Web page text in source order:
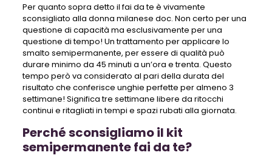
Per quanto sopra detto il fai da te è vivamente
sconsigliato alla donna milanese doc. Non certo per una
questione di capacità ma esclusivamente per una
questione di tempo! Un trattamento per applicare lo
smalto semipermanente, per essere di qualità può
durare minimo da 45 minuti a un’ora e trenta. Questo
tempo però va considerato al pari della durata del
risultato che conferisce unghie perfette per almeno 3
settimane! Significa tre settimane libere da ritocchi
continui e ritagliati in tempi e spazi rubati alla giornata.
Perché sconsigliamo il kit
semipermanente fai da te?